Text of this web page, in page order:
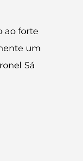
ao forte
um
Sá